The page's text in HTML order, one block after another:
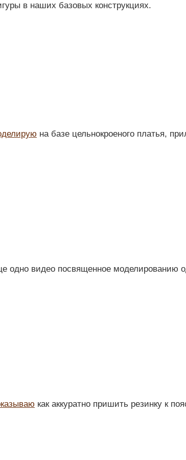
в наших базовых конструкциях.
на базе цельнокроеного платья,
одно видео посвященное моделированию
как аккуратно пришить резинку к